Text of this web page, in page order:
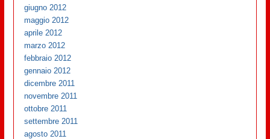
giugno 2012
maggio 2012
aprile 2012
marzo 2012
febbraio 2012
gennaio 2012
dicembre 2011
novembre 2011
ottobre 2011
settembre 2011
agosto 2011